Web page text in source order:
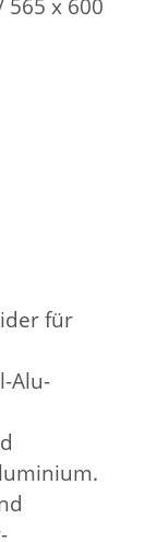
565 x 600
für
Alu-